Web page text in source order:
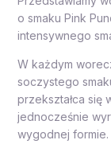
o smaku Pink
intensywnego
W każdym
soczystego
przekształca się
jednocześnie
wygodnej formie.